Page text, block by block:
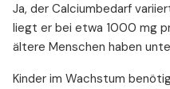
Ja, der Calciumbedarf
liegt er bei etwa 1000 mg
ältere Menschen haben
Kinder im Wachstum